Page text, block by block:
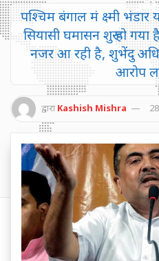
पश्चिम बंगाल मं क्ष्मी
सियासी घमासन शुरू हो गया
नजर आ रही है, शुभेंदु
आरोप
द्वारा Kashish Mishra